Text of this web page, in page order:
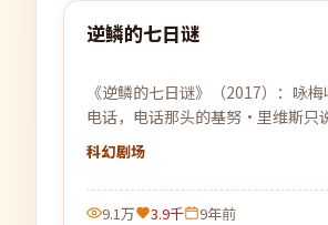
热门
逆鳞的七日谜
《逆鳞的七日谜》（2017）：咏
电话，电话那头的基努·里维斯
来」。
科幻剧场
9.1万 3.9千 9年前